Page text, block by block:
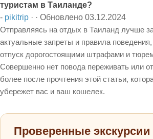
туристам в Таиланде?
- pikitrip · · Обновлено 03.12.2024
Отправляясь на отдых в Таиланд лучше
актуальные запреты и правила
отпуск дорогостоящими штрафами и
Совершенно нет повода переживать или
более после прочтения этой статьи,
убережет вас и ваш кошелек.
Проверенные экскурсии